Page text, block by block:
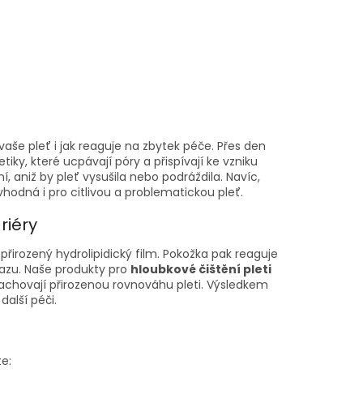
pleť i jak reaguje na zbytek péče. Přes den
které ucpávají póry a přispívají ke vzniku
aniž by pleť vysušila nebo podráždila. Navíc,
i pro citlivou a problematickou pleť.
hydrolipidický film. Pokožka pak reaguje
Naše produkty pro hloubkové čištění pleti
přirozenou rovnováhu pleti. Výsledkem
péči.